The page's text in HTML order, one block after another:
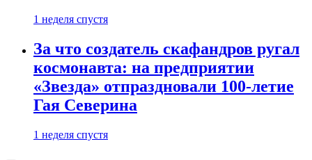
1 неделя спустя
За что создатель скафандров ругал
космонавта: на предприятии
«Звезда» отпраздновали 100-летие
Гая Северина
1 неделя спустя